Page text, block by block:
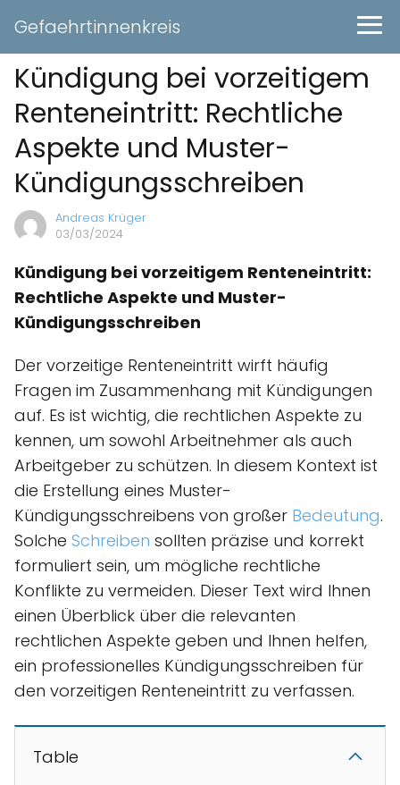
Gefaehrtinnenkreis
Kündigung bei vorzeitigem
Renteneintritt: Rechtliche
Aspekte und Muster-
Kündigungsschreiben
Andreas Krüger
03/03/2024
Kündigung bei vorzeitigem Renteneintritt:
Rechtliche Aspekte und Muster-
Kündigungsschreiben
Der vorzeitige Renteneintritt wirft häufig
Fragen im Zusammenhang mit Kündigungen
auf. Es ist wichtig, die rechtlichen Aspekte zu
kennen, um sowohl Arbeitnehmer als auch
Arbeitgeber zu schützen. In diesem Kontext ist
die Erstellung eines Muster-
Kündigungsschreibens von großer Bedeutung.
Solche Schreiben sollten präzise und korrekt
formuliert sein, um mögliche rechtliche
Konflikte zu vermeiden. Dieser Text wird Ihnen
einen Überblick über die relevanten
rechtlichen Aspekte geben und Ihnen helfen,
ein professionelles Kündigungsschreiben für
den vorzeitigen Renteneintritt zu verfassen.
Table